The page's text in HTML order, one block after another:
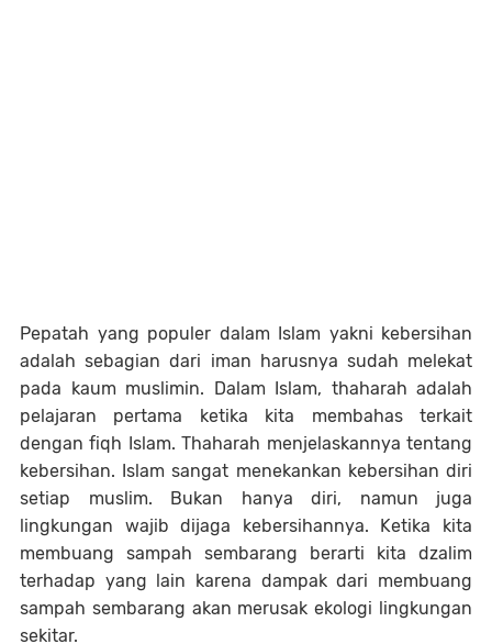
Pepatah yang populer dalam Islam yakni kebersihan
adalah sebagian dari iman harusnya sudah melekat
pada kaum muslimin. Dalam Islam, thaharah adalah
pelajaran pertama ketika kita membahas terkait
dengan fiqh Islam. Thaharah menjelaskannya tentang
kebersihan. Islam sangat menekankan kebersihan diri
setiap muslim. Bukan hanya diri, namun juga
lingkungan wajib dijaga kebersihannya. Ketika kita
membuang sampah sembarang berarti kita dzalim
terhadap yang lain karena dampak dari membuang
sampah sembarang akan merusak ekologi lingkungan
sekitar.